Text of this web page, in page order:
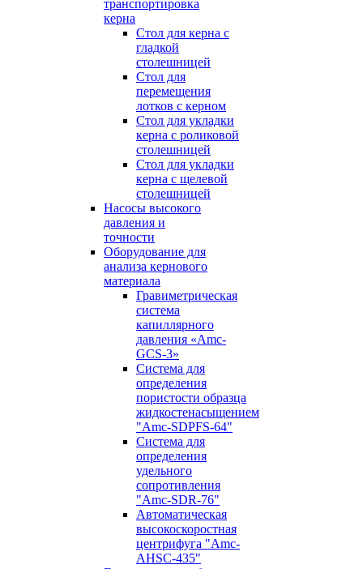
транспортировка
керна
Стол для керна с
гладкой
столешницей
Стол для
перемещения
лотков с керном
Стол для укладки
керна с роликовой
столешницей
Стол для укладки
керна с щелевой
столешницей
Насосы высокого
давления и
точности
Оборудование для
анализа кернового
материала
Гравиметрическая
система
капиллярного
давления «Amc-
GCS-3»
Система для
определения
пористости образца
жидкостенасыщением
"Amc-SDPFS-64"
Система для
определения
удельного
сопротивления
"Amc-SDR-76"
Автоматическая
высокоскоростная
центрифуга "Amc-
AHSC-435"